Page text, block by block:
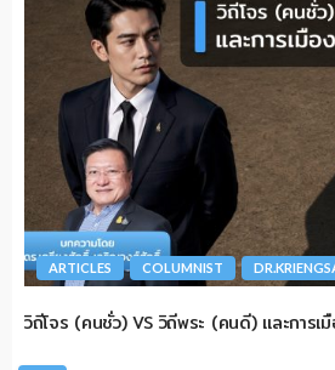
ARTICLES COLUMNIST
วิถีโจร (คนชั่ว) VS วิถีพระ (คนดี) และการเ